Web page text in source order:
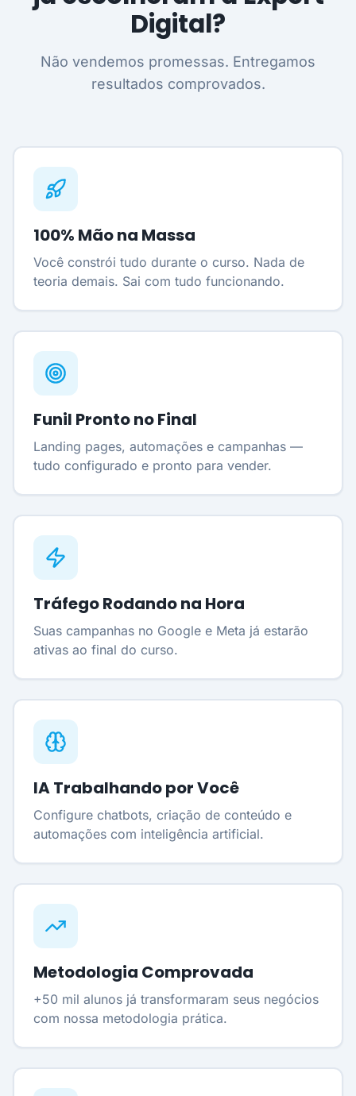
Digital?
Não vendemos promessas. Entregamos
resultados comprovados.
100% Mão na Massa
Você constrói tudo durante o curso. Nada de
teoria demais. Sai com tudo funcionando.
Funil Pronto no Final
Landing pages, automações e campanhas —
tudo configurado e pronto para vender.
Tráfego Rodando na Hora
Suas campanhas no Google e Meta já estarão
ativas ao final do curso.
IA Trabalhando por Você
Configure chatbots, criação de conteúdo e
automações com inteligência artificial.
Metodologia Comprovada
+50 mil alunos já transformaram seus negócios
com nossa metodologia prática.